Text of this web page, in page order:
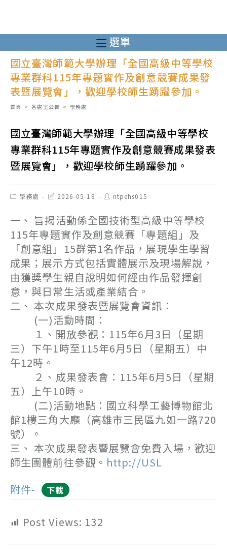
至
主
容
選單
國立臺灣師範大學辦理「全國高級中等學校
專業群科115年專題實作及創意競賽成果發
表暨展覽會」，歡迎學校師生踴躍參加。
首頁 > 各處室公告 > 學務處
國立臺灣師範大學辦理「全國高級中等學校
專業群科115年專題實作及創意競賽成果發表
暨展覽會」，歡迎學校師生踴躍參加。
Post學務處
Post2026-05-18
Post
author:
ntpehs015
一、 旨揭活動係全國技術型高級中等學校
115年專題實作及創意競賽「專題組」及
「創意組」15群第1名作品，展現學生學習
成果；展示方式包括實體展示及現場解說，
由獲獎學生親自說明如何經由作品發揮創
意，與日常生活或產業結合。
二、 本次成果發表暨展覽會資訊：
(一)活動時間：
１、開放參觀：115年6月3日（星期
三）下午1時至115年6月5日（星期五）中
午12時。
２、成果發表會：115年6月5日（星期
五）上午10時。
(二)活動地點：國立科學工藝博物館北
館1樓三角大廳（高雄市三民區九如一路720
號）。
三、 本次成果發表暨展覽會免費入場，歡迎
師生團體前往參觀。 http://USL
附件-
下載
Post Views: 132